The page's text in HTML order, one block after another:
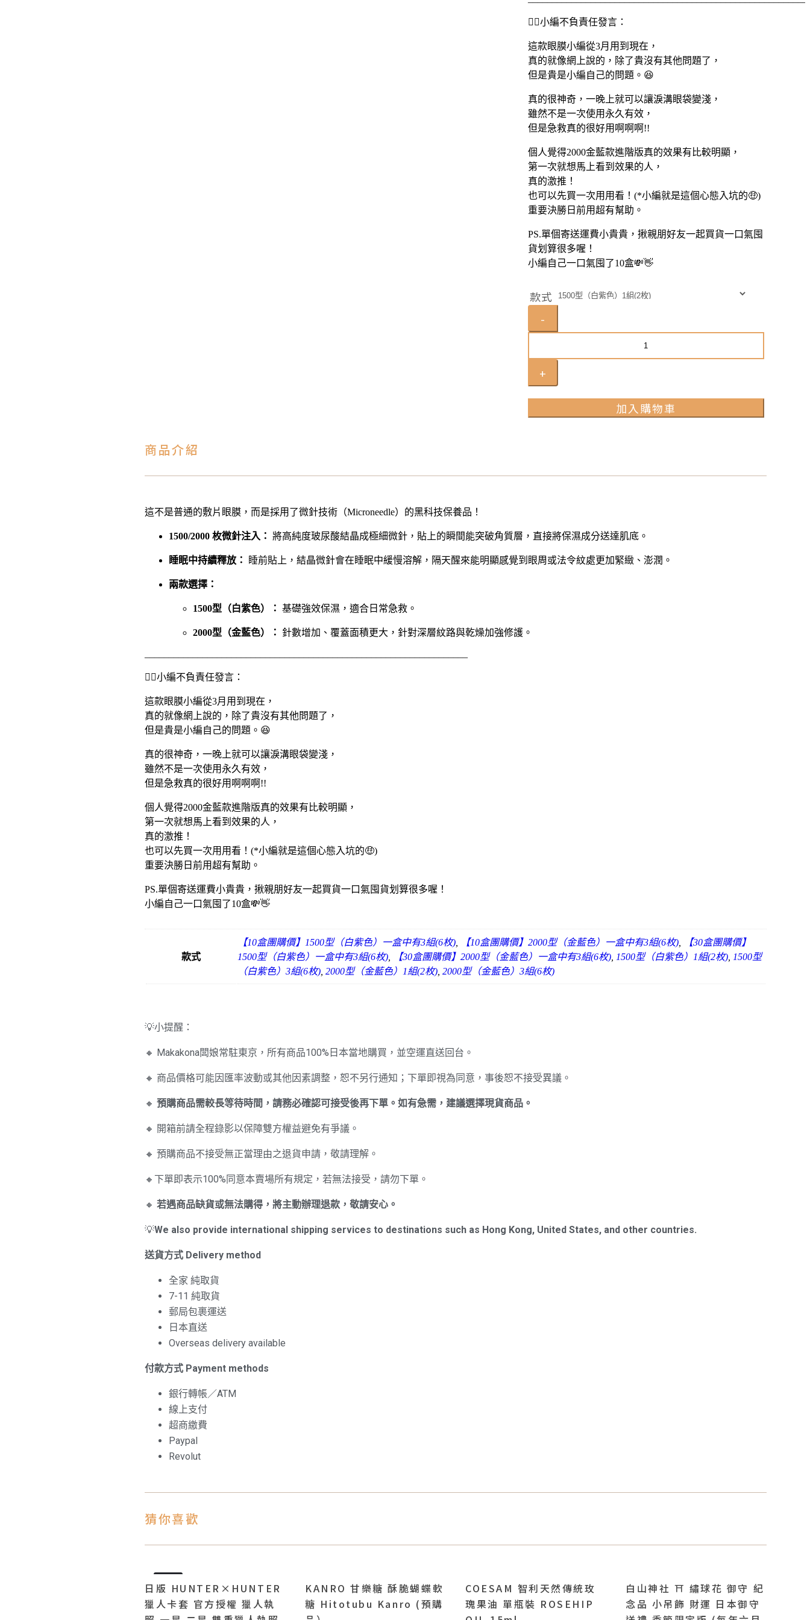
🙋‍♀️小編不負責任發言：
這款眼膜小編從3月用到現在，
真的就像網上說的，除了貴沒有其他問題了，
但是貴是小編自己的問題。😆
真的很神奇，一晚上就可以讓淚溝眼袋變淺，
雖然不是一次使用永久有效，
但是急救真的很好用啊啊啊!!
個人覺得2000金藍款進階版真的效果有比較明顯，
第一次就想馬上看到效果的人，
真的激推！
也可以先買一次用用看！(*小編就是這個心態入坑的🤑)
重要決勝日前用超有幫助。
PS.單個寄送運費小貴貴，揪親朋好友一起買貨一口氣囤
貨划算很多喔！
小編自己一口氣囤了10盒💸👋
款式
-
+
加入購物車
商品介紹
這不是普通的敷片眼膜，而是採用了微針技術（Microneedle）的黑科技保養品！
1500/2000 枚微針注入： 將高純度玻尿酸結晶成極細微針，貼上的瞬間能突破角質層，直接將保濕成分送達肌底。
睡眠中持續釋放： 睡前貼上，結晶微針會在睡眠中緩慢溶解，隔天醒來能明顯感覺到眼周或法令紋處更加緊緻、澎潤。
兩款選擇：
1500型（白紫色）： 基礎強效保濕，適合日常急救。
2000型（金藍色）： 針數增加、覆蓋面積更大，針對深層紋路與乾燥加強修護。
🙋‍♀️小編不負責任發言：
這款眼膜小編從3月用到現在，
真的就像網上說的，除了貴沒有其他問題了，
但是貴是小編自己的問題。😆
真的很神奇，一晚上就可以讓淚溝眼袋變淺，
雖然不是一次使用永久有效，
但是急救真的很好用啊啊啊!!
個人覺得2000金藍款進階版真的效果有比較明顯，
第一次就想馬上看到效果的人，
真的激推！
也可以先買一次用用看！(*小編就是這個心態入坑的🤑)
重要決勝日前用超有幫助。
PS.單個寄送運費小貴貴，揪親朋好友一起買貨一口氣囤貨划算很多喔！
小編自己一口氣囤了10盒💸👋
款式
【10盒團購價】1500型（白紫色）一盒中有3組(6枚), 【10盒團購價】2000型（金藍色）一盒中有3組(6枚),
【30盒團購價】
1500型（白紫色）一盒中有3組(6枚), 【30盒團購價】2000型（金藍色）一盒中有3組(6枚), 1500型（白紫色）1組(2枚), 1500型
（白紫色）3組(6枚), 2000型（金藍色）1組(2枚), 2000型（金藍色）3組(6枚)
💡小提醒：
🔸 Makakona闆娘常駐東京，所有商品100%日本當地購買，並空運直送回台。
🔸 商品價格可能因匯率波動或其他因素調整，恕不另行通知；下單即視為同意，事後恕不接受異議。
🔸 預購商品需較長等待時間，請務必確認可接受後再下單。如有急需，建議選擇現貨商品。
🔸 開箱前請全程錄影以保障雙方權益避免有爭議。
🔸 預購商品不接受無正當理由之退貨申請，敬請理解。
🔸下單即表示100%同意本賣場所有規定，若無法接受，請勿下單。
🔸 若遇商品缺貨或無法購得，將主動辦理退款，敬請安心。
💡We also provide international shipping services to destinations such as Hong Kong, United States, and other countries.
送貨方式 Delivery method
全家 純取貨
7-11 純取貨
郵局包裹運送
日本直送
Overseas delivery available
付款方式 Payment methods
銀行轉帳／ATM
線上支付
超商繳費
Paypal
Revolut
猜你喜歡
日版 HUNTER×HUNTER
獵人卡套 官方授權 獵人執
KANRO 甘樂糖 酥脆蝴蝶軟
糖 Hitotubu Kanro (預購
COESAM 智利天然傳統玫
瑰果油 單瓶裝 ROSEHIP
白山神社 ⛩️ 繡球花 御守 紀
念品 小吊飾 財運 日本御守